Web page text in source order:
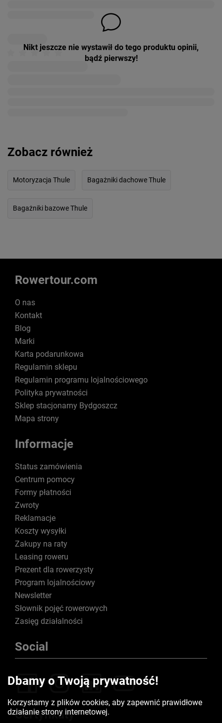
Nikt jeszcze nie wystawił do tego produktu opinii,
bądź pierwszy!
Zobacz również
Motoryzacja Thule Bagażniki dachowe Thule
Bagażniki bazowe Thule
Rowertour.com
O nas
Kontakt
Blog
Marki
Karta podarunkowa
Regulamin sklepu
Regulamin programu lojalnościowego
Polityka prywatności
Sklep stacjonarny Bydgoszcz
Mapa strony
Informacje
Status zamówienia
Centrum pomocy
Formy płatności
Zwroty
Reklamacje
Koszty wysyłki
Zakupy na raty
Leasing roweru
Prezent dla rowerzysty
Program lojalnościowy
Newsletter
Słownik pojęć rowerowych
Zasięg działalności
Social
Certyfikaty
Dbamy o Twoją prywatność!
Korzystamy z plików cookies, aby zapewnić prawidłowe
działanie strony internetowej.